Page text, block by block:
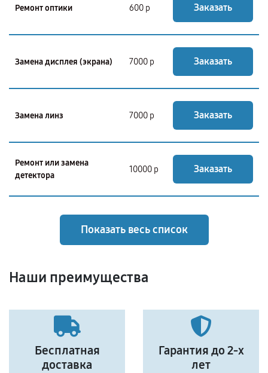
Ремонт оптики 600 р Заказать
Замена дисплея (экрана) 7000 р Заказать
Замена линз 7000 р Заказать
Ремонт или замена
детектора
10000 р Заказать
Показать весь список
Наши преимущества
Бесплатная
доставка
Гарантия до 2-х
лет